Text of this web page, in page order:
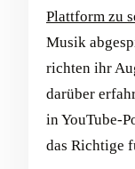
Plattform zu
Musik
richten ihr
darüber
in YouTube-
das Richtige